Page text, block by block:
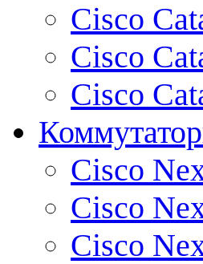
Cisco
Cisco
Cisco
Cisco
Cisco
Cisco